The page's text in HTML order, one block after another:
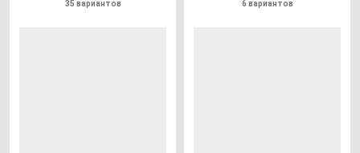
35 вариантов 6 вариантов